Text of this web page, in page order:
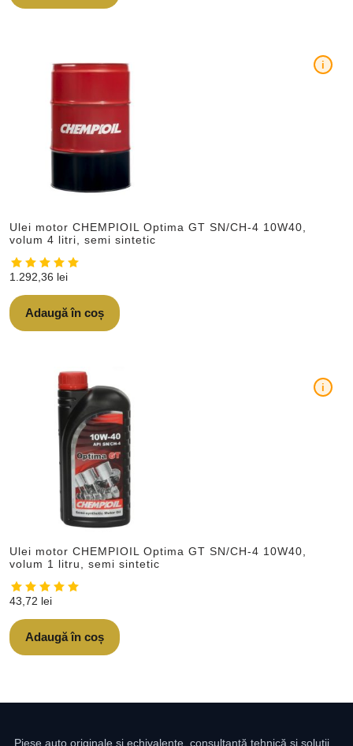
Ulei motor CHEMPIOIL Optima GT SN/CH-4 10W40,
volum 4 litri, semi sintetic
i
1.292,36 lei
Adaugă în coș
Ulei motor CHEMPIOIL Optima GT SN/CH-4 10W40,
volum 1 litru, semi sintetic
i
43,72 lei
Adaugă în coș
Piese auto originale și echivalente, consultanță tehnică și soluții